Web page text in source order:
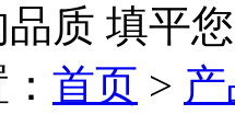
质 填平
首页 >